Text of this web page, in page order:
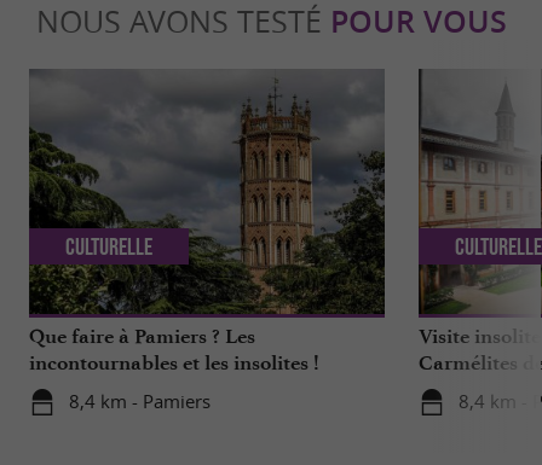
NOUS AVONS TESTÉ POUR VOUS
Que faire à Pamiers ? Les
incontournables et les insolites !
8,4 km - Pamiers
Culturelle
Visite
Carmélites
8,4 km -
Culturelle